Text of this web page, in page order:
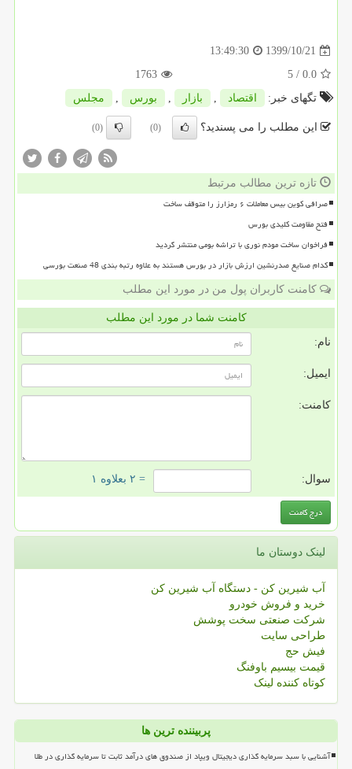
1399/10/21
13:49:30
0.0
/ 5
1763
تگهای خبر:
اقتصاد , بازار , بورس , مجلس
این مطلب را می پسندید؟ (0)
(0)
تازه ترین مطالب مرتبط
صرافی کوین بیس معاملات ۶ رمزارز را متوقف ساخت
فتح مقاومت کلیدی بورس
فراخوان ساخت مودم نوری با تراشه بومی منتشر گردید
کدام صنایع صدرنشین ارزش بازار در بورس هستند به علاوه رتبه بندی 48 صنعت بورسی
کامنت کاربران پول من در مورد این مطلب
کامنت شما در مورد این مطلب
نام:
ایمیل:
کامنت:
سوال: = ۲ بعلاوه ۱
لینک دوستان ما
آب شیرین کن - دستگاه آب شیرین کن
خرید و فروش خودرو
شرکت صنعتی سخت پوشش
طراحی سایت
فیش حج
قیمت بیسیم باوفنگ
کوتاه کننده لینک
پربیننده ترین ها
آشنایی با سبد سرمایه گذاری دیجیتال ویپاد از صندوق های درآمد ثابت تا سرمایه گذاری در طلا